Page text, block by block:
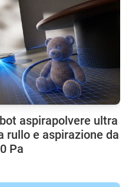
aspirapolvere ultra
rullo e aspirazione da
Pa